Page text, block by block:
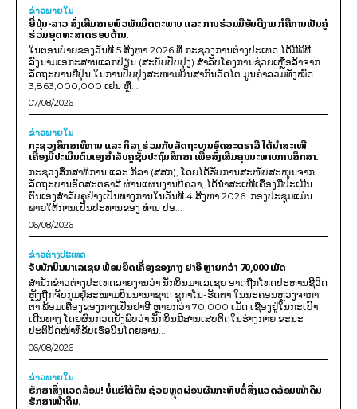
ຂ່າວພາຍ​ໃນ
ຍີ່ປຸ່ນ-ລາວ ສົ່ງເສີມສາຍພົວພັນມິດຕະພາບ ແລະ ການຮ່ວມມືອັນດີງາມ ກໍຄືການເປັນຄູ່
ຮ່ວມຍຸດທະສາດຮອບດ້ານ.
ໃນຕອນບ່າຍຂອງວັນທີ 5 ສິງຫາ 2026 ທີ່ ກະຊວງການຕ່າງປະເທດ ໄດ້ມີພິທີ
ລົງນາມເອກະສານແລກປ່ຽນ (ສະບັບປັບປຸງ) ສໍາລັບໂຄງການຊ່ວຍເຫຼືອລ້າຈາກ
ລັດຖະບານຍີ່ປຸ່ນ ໃນການປັບປຸງສະໜາມບິນສາກົນວັດໄຕ ມູນຄ່າລວມທັງໝົດ
3,863,000,000 ເຢນ ຫຼື...
07/08/2026
ຂ່າວພາຍ​ໃນ
ກະຊວງສຶກສາທິການ ແລະ ກິລາ ຮ່ວມກັບລັດຖະບານອົດສະຕຣາລີ ໄດ້ນຳສະເໜີ
ເຄື່ອງມືປະເມີນຕົນເອງສຳລັບຄູຊັ້ນປະຖົມສຶກສາ ເພື່ອສົ່ງເສີມຄຸນນະພາບການສຶກສາ.
ກະຊວງສຶກສາທິການ ແລະ ກິລາ (ສສກ), ໂດຍໄດ້ຮັບການສະໜັບສະໜູນຈາກ
ລັດຖະບານອົດສະຕຣາລີ ຜ່ານແຜນງານບີຄວາ, ໄດ້ນຳສະເໜີເຄື່ອງມືປະເມີນ
ຕົນເອງສຳລັບຄູຢ່າງເປັນທາງການໃນວັນທີ 4 ສິງຫາ 2026. ກອງປະຊຸມແມ່ນ
ພາຍໃຕ້ການເປັນປະທານຂອງ ທ່ານ ປອ...
06/08/2026
ຂ່າວຕ່າງປະເທດ
ຈັບນັກບິນມາເລເຊຍ ພ້ອມຍຶດເຄື່ອງຂອງກາງ ຢາອີ ຫຼາຍກວ່າ 70,000 ເມັດ
ສຳນັກຂ່າວຕ່າງປະເທດລາຍງານວ່າ ນັກບິນມາເລເຊຍ ອາດຖືກໂທດປະຫານຊີວິດ
ຫຼັງຖືກຈັບກຸມຢູ່ສະໜາມບິນນານາຊາດ ຊູກາໂນ-ຮັດຕາ ໃນນະຄອນຫຼວງຈາກາ
ຕາ ພ້ອມເຄື່ອງຂອງກາງເປັນຢາອີ ຫຼາຍກວ່າ 70,000 ເມັດ ເຊື່ອງຢູ່ໃນກະເປົາ
ເດີນທາງ ໂດຍຜົນກວດຍັງພົບວ່າ ນັກບິນມີສານເສບຕິດໃນຮ່າງກາຍ ຂະນະ
ປະຕິບັດໜ້າທີ່ຂັບເຮືອບິນໂດຍສານ...
06/08/2026
ຂ່າວພາຍ​ໃນ
ຮັກສາສິ່ງແວດລ້ອມ! ບໍ່ແຮ່ໃຕ້ດິນ ຊ່ວຍຫຼຸດຜ່ອນຜົນກະທົບຕໍ່ສິ່ງແວດລ້ອມໜ້າດິນ
ຮັກສາໜ້າດິນ.